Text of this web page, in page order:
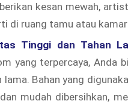
kesan mewah,
di ruang tamu atau
Tinggi dan Tahan
yang terpercaya, Anda
lama. Bahan yang
mudah dibersihkan,